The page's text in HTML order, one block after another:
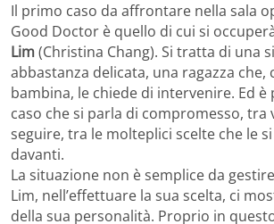
Il primo caso da affrontare nella sala
Good Doctor è quello di cui si
Lim(Christina Chang). Si tratta di una
abbastanza delicata, una ragazza che,
bambina, le chiede di intervenire. Ed
caso che si parla di compromesso, tra
seguire, tra le molteplici scelte che le
davanti.
La situazione non è semplice da
Lim, nell’effettuare la sua scelta, ci
della sua personalità. Proprio in